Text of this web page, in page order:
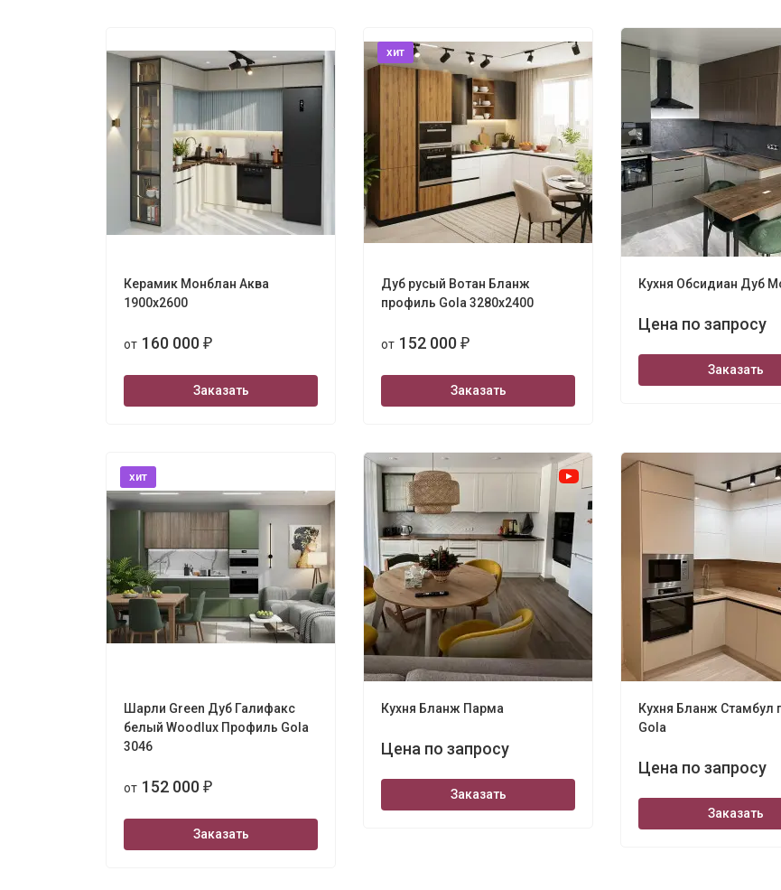
Керамик Монблан Аква
1900х2600
от 160 000 ₽
Заказать
хит
Дуб русый Вотан Бланж
профиль Gola 3280х2400
от 152 000 ₽
Заказать
Кухня Обсидиан Дуб
Цена по запросу
Заказать
хит
Шарли Green Дуб Галифакс
белый Woodlux Профиль Gola
3046
от 152 000 ₽
Заказать
Кухня Бланж Парма
Цена по запросу
Заказать
Кухня Бланж Стамбул
Gola
Цена по запросу
Заказать